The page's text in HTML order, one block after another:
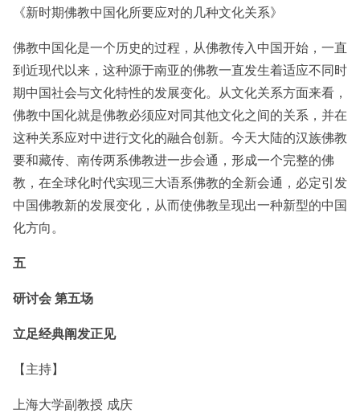
《新时期佛教中国化所要应对的几种文化关系》
佛教中国化是一个历史的过程，从佛教传入中国开始，一直
到近现代以来，这种源于南亚的佛教一直发生着适应不同时
期中国社会与文化特性的发展变化。从文化关系方面来看，
佛教中国化就是佛教必须应对同其他文化之间的关系，并在
这种关系应对中进行文化的融合创新。今天大陆的汉族佛教
要和藏传、南传两系佛教进一步会通，形成一个完整的佛
教，在全球化时代实现三大语系佛教的全新会通，必定引发
中国佛教新的发展变化，从而使佛教呈现出一种新型的中国
化方向。
五
研讨会 第五场
立足经典阐发正见
【主持】
上海大学副教授 成庆